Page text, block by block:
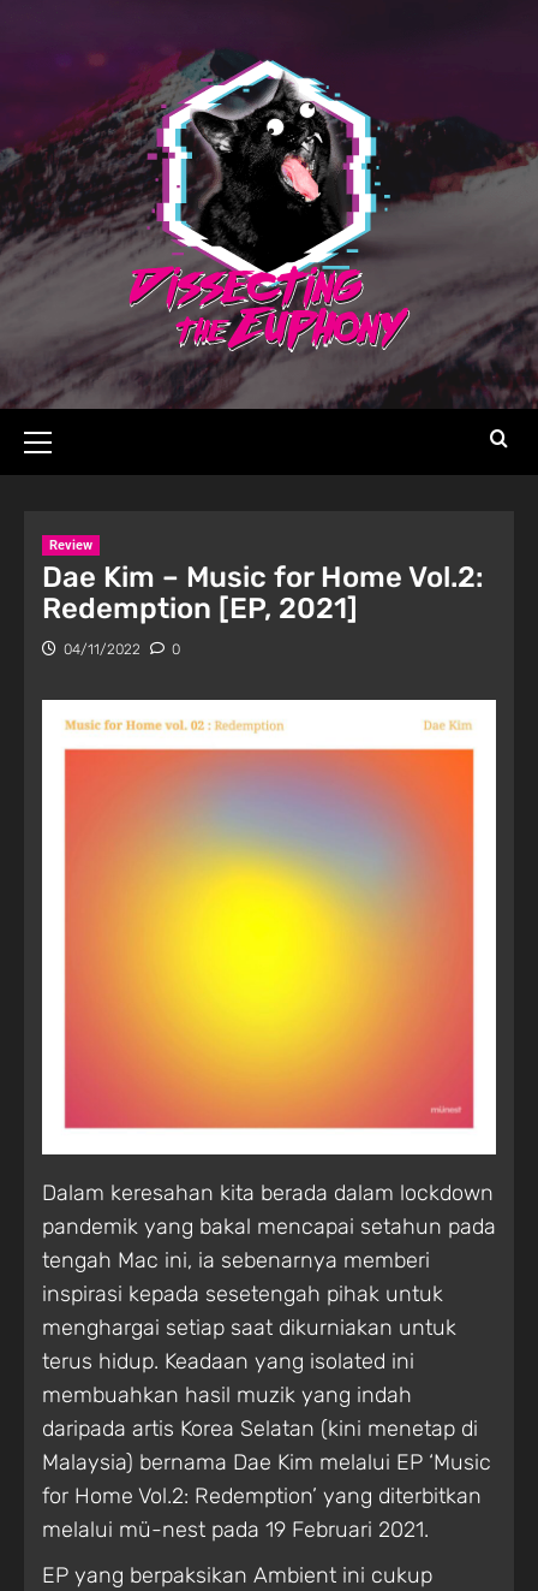
Review
Dae Kim – Music for Home Vol.2:
Redemption [EP, 2021]
04/11/2022 0
Dalam keresahan kita berada dalam lockdown
pandemik yang bakal mencapai setahun pada
tengah Mac ini, ia sebenarnya memberi
inspirasi kepada sesetengah pihak untuk
menghargai setiap saat dikurniakan untuk
terus hidup. Keadaan yang isolated ini
membuahkan hasil muzik yang indah
daripada artis Korea Selatan (kini menetap di
Malaysia) bernama Dae Kim melalui EP ‘Music
for Home Vol.2: Redemption’ yang diterbitkan
melalui mü-nest pada 19 Februari 2021.
EP yang berpaksikan Ambient ini cukup